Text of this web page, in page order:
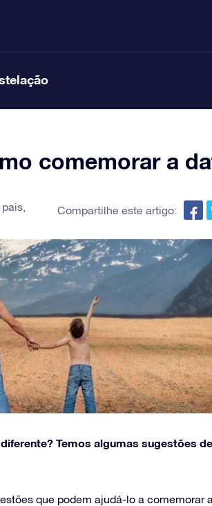
comemorar a
pais,
Compartilhe este artigo:
Temos algumas sugestões
que podem ajudá-lo a comemorar